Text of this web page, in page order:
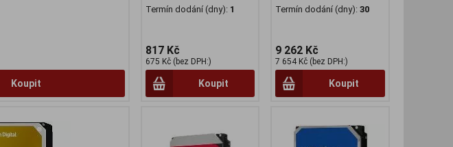
Koupit
Termín dodání (dny): 1
817 Kč
675 Kč (bez DPH:)
Koupit
Termín dodání (dny): 30
9 262 Kč
7 654 Kč (bez DPH:)
Koupit